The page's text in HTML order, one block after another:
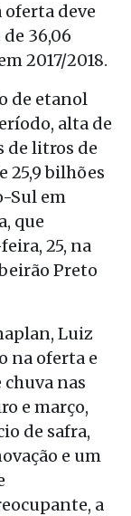
oferta deve
36,06
2017/2018.
de etanol
alta de
de litros de
25,9 bilhões
Sul em
que
25, na
Preto
Luiz
na oferta e
chuva nas
e março,
de safra,
e um
a